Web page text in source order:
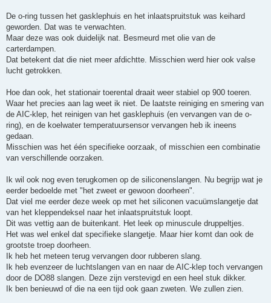
De o-ring tussen het gasklephuis en het inlaatspruitstuk was keihard
geworden. Dat was te verwachten.
Maar deze was ook duidelijk nat. Besmeurd met olie van de
carterdampen.
Dat betekent dat die niet meer afdichtte. Misschien werd hier ook valse
lucht getrokken.
Hoe dan ook, het stationair toerental draait weer stabiel op 900 toeren.
Waar het precies aan lag weet ik niet. De laatste reiniging en smering van
de AIC-klep, het reinigen van het gasklephuis (en vervangen van de o-
ring), en de koelwater temperatuursensor vervangen heb ik ineens
gedaan.
Misschien was het één specifieke oorzaak, of misschien een combinatie
van verschillende oorzaken.
Ik wil ook nog even terugkomen op de siliconenslangen. Nu begrijp wat je
eerder bedoelde met "het zweet er gewoon doorheen".
Dat viel me eerder deze week op met het siliconen vacuümslangetje dat
van het kleppendeksel naar het inlaatspruitstuk loopt.
Dit was vettig aan de buitenkant. Het leek op minuscule druppeltjes.
Het was wel enkel dat specifieke slangetje. Maar hier komt dan ook de
grootste troep doorheen.
Ik heb het meteen terug vervangen door rubberen slang.
Ik heb evenzeer de luchtslangen van en naar de AIC-klep toch vervangen
door de DO88 slangen. Deze zijn verstevigd en een heel stuk dikker.
Ik ben benieuwd of die na een tijd ook gaan zweten. We zullen zien.